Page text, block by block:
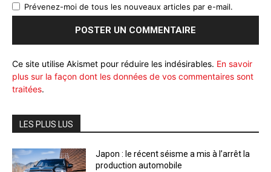
Prévenez-moi de tous les nouveaux articles par e-mail.
Ce site utilise Akismet pour réduire les indésirables. En savoir
plus sur la façon dont les données de vos commentaires sont
traitées.
LES PLUS LUS
Japon : le récent séisme a mis à l’arrêt la
production automobile